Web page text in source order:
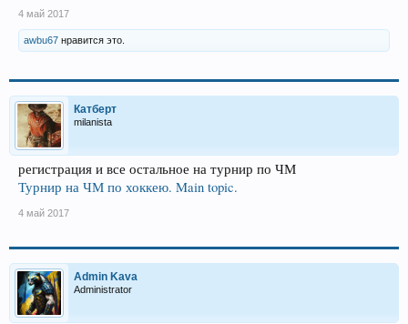
4 май 2017
awbu67 нравится это.
Катберт
milanista
регистрация и все остальное на турнир по ЧМ
Турнир на ЧМ по хоккею. Main topic.
4 май 2017
Admin Kava
Administrator